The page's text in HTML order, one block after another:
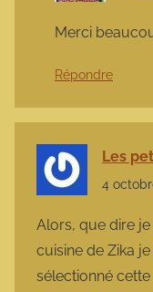
Merci
Répondre
Les
4
Alors, que dire
cuisine de Zika
sélectionné